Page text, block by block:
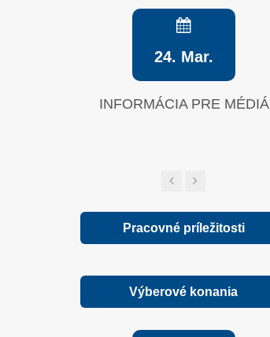
24. Mar.
INFORMÁCIA PRE MÉDIÁ
Pracovné príležitosti
Výberové konania